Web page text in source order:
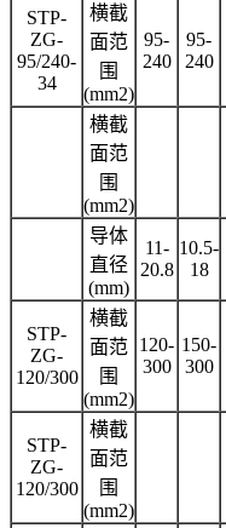
STP-
ZG-
95/240-
34
横截
面范
围
(mm2)
95-
240
95-
240
横截
面范
围
(mm2)
导体
直径
(mm)
11-
20.8
10.5-
18
STP-
ZG-
120/300
横截
面范
围
(mm2)
120-
300
150-
300
STP-
ZG-
120/300
横截
面范
围
(mm2)